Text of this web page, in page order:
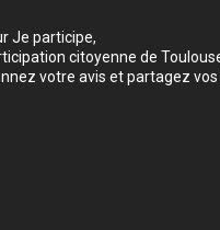
Je participe,
citoyenne de
votre avis et partagez vos